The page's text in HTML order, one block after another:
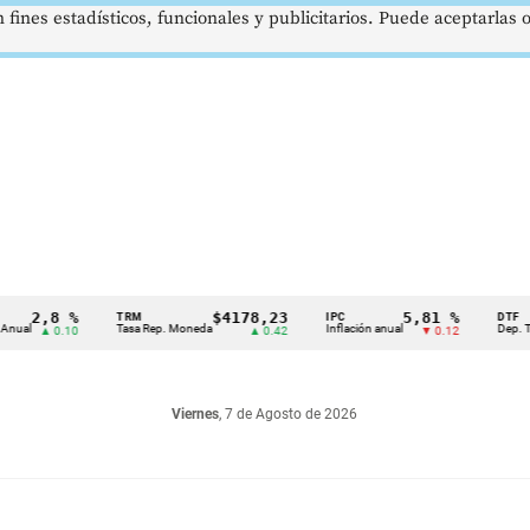
%
0.10
TRM
Tasa Rep. Moneda
$4178,23
▲ 0.42
IPC
Inflación anual
5,81 %
▼ 0.12
DTF
Dep. Término
Viernes, 7 de Agosto de 2026
estadísticos, funcionales y publicitarios. Puede aceptarlas